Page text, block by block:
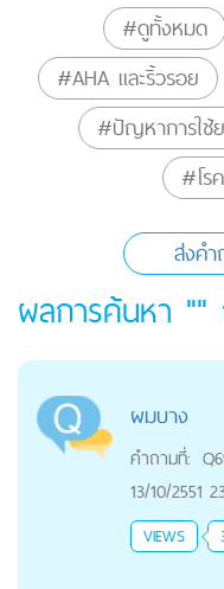
#ดูทั้งหมด
#AHA และริ้วรอย
#ปัญหาการใช้
#โร
ส่งค
ผลการค้นหา ""
ผมบาง
คำถามที่:
13/10/2551
VIEWS